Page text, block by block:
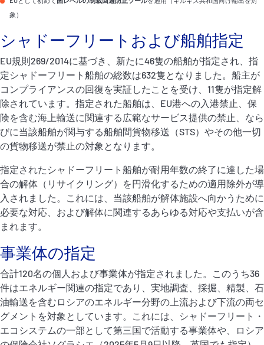
象）
シャドーフリートおよび船舶指定
EU規則269/2014に基づき、新たに46隻の船舶が指定され、指
定シャドーフリート船舶の総数は632隻となりました。船主が
コンプライアンスの回復を実証したことを受け、11隻が指定解
除されています。指定された船舶は、EU港への入港禁止、保
険を含む海上輸送に関連する広範なサービス提供の禁止、なら
びに当該船舶が関与する船舶間貨物移送（STS）やその他一切
の貨物移送が禁止の対象となります。
指定されたシャドーフリート船舶が耐用年数の終了に達した場
合の解体（リサイクリング）を円滑化するための適用除外が導
入されました。これには、当該船舶が解体施設へ向かうために
必要な対応、および解体に関連するあらゆる対応や支払いが含
まれます。
事業体の指定
合計120名の個人および事業体が指定されました。このうち36
件はエネルギー関連の指定であり、実地調査、採掘、精製、石
油輸送を含むロシアのエネルギー分野の上流および下流の両セ
グメントを対象としています。これには、シャドーフリート・
エコシステムの一部として第三国で活動する事業体や、ロシア